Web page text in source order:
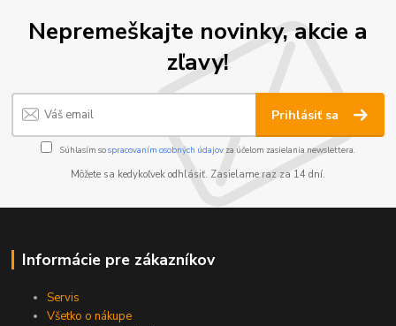
Nepremeškajte novinky, akcie a
zľavy!
Prihlásiť sa
Súhlasím sospracovaním osobných údajov za účelom zasielania newslettera.
Môžete sa kedykoľvek odhlásiť. Zasielame raz za 14 dní.
Informácie pre zákazníkov
Servis
Všetko o nákupe